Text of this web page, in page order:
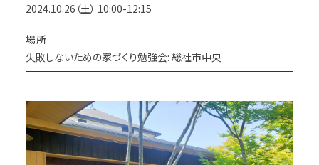
2024.10.26（土） 10:00-12:15
場所
失敗しないための家づくり勉強会: 総社市中央